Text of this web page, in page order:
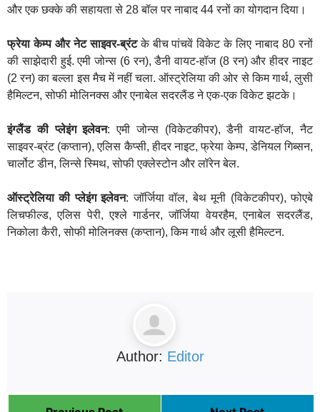
और एक छक्के की सहायता से 28 बॉल पर नाबाद 44 रनों का योगदान दिया।
फ्रेया केम्प और नेट साइवर-ब्रंटके बीच पांचवें विकेट के लिए नाबाद 80 रनों
की साझेदारी हुई. एमी जोन्स (6 रन), डैनी वायट-हॉज (8 रन) और हीदर नाइट
(2 रन) का बल्ला इस मैच में नहीं चला. ऑस्ट्रेलिया की ओर से किम गार्थ, लुसी
हैमिल्टन, सोफी मोलिनक्स और एनाबेल सदरलैंड ने एक-एक विकेट झटके।
इंग्लैंड की प्लेइंग इलेवन: एमी जोन्स (विकेटकीपर), डैनी वायट-हॉज, नैट
साइवर-ब्रंट (कप्तान), एलिस कैप्सी, हीदर नाइट, फ्रेया केम्प, डेनियल गिब्सन,
चार्लोट डीन, लिन्से स्मिथ, सोफी एक्लेस्टोन और लॉरेन बेल.
ऑस्ट्रेलिया की प्लेइंग इलेवन: जॉर्जिया वॉल, बेथ मूनी (विकेटकीपर), फोएबे
लिचफील्ड, एलिस पेरी, एश्ले गार्डनर, जॉर्जिया वेयरहैम, एनाबेल सदरलैंड,
निकोला कैरी, सोफी मोलिनक्स (कप्तान), किम गार्थ और लूसी हैमिल्टन.
Author: Editor